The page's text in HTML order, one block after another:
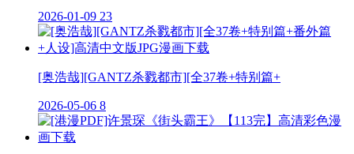
2026-01-09 23
[奥浩哉][GANTZ杀戮都市][全37卷+特别篇+
2026-05-06 8